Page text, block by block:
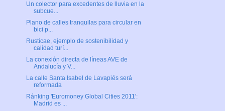
Un colector para excedentes de lluvia en la
subcue...
Plano de calles tranquilas para circular en
bici p...
Rusticae, ejemplo de sostenibilidad y
calidad turí...
La conexión directa de líneas AVE de
Andalucía y V...
La calle Santa Isabel de Lavapiés será
reformada
Ránking 'Euromoney Global Cities 2011':
Madrid es ...